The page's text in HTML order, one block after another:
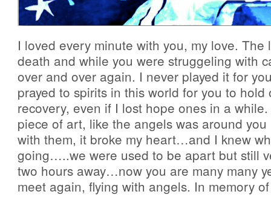
I loved every minute with you, my love. The
death and while you were struggeling with
over and over again. I never played it for
prayed to spirits in this world for you to
recovery, even if I lost hope ones in a
piece of art, like the angels was around
with them, it broke my heart…and I knew
going…..we were used to be apart but still
two hours away…now you are many many
meet again, flying with angels. In memory